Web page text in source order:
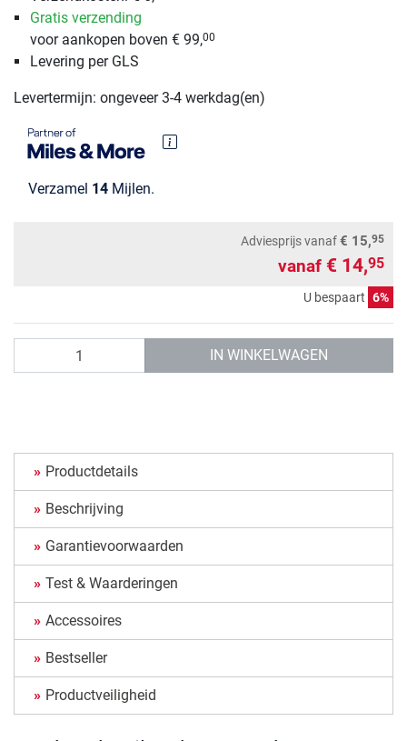
Gratis verzending
voor aankopen boven € 99,00
Levering per GLS
Levertermijn: ongeveer 3-4 werkdag(en)
Verzamel 14 Mijlen.
Adviesprijsvanaf€ 15,95
vanaf € 14,95
U bespaart 6%
IN WINKELWAGEN
Productdetails
Beschrijving
Garantievoorwaarden
Test & Waarderingen
Accessoires
Bestseller
Productveiligheid